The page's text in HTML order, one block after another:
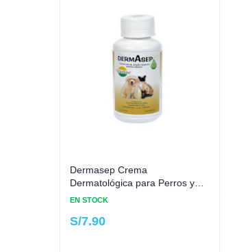
Dermasep Crema
Dermatológica para Perros y
Gatos
EN STOCK
S/7.90